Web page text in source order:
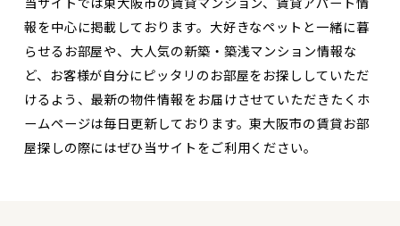
報を中心に掲載しております。大好きなペットと一緒に暮
らせるお部屋や、大人気の新築・築浅マンション情報な
ど、お客様が自分にピッタリのお部屋をお探ししていただ
けるよう、最新の物件情報をお届けさせていただきたくホ
ームページは毎日更新しております。東大阪市の賃貸お部
屋探しの際にはぜひ当サイトをご利用ください。